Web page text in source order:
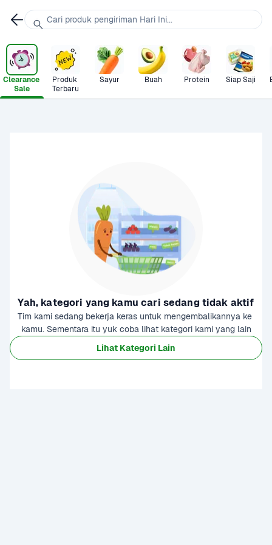
Clearance
Sale
Produk
Terbaru
Sayur Buah Protein Siap Saji
Yah, kategori yang kamu cari sedang tidak aktif
Tim kami sedang bekerja keras untuk mengembalikannya ke
kamu. Sementara itu yuk coba lihat kategori kami yang lain
Lihat Kategori Lain
Cari produk pengiriman Hari Ini...